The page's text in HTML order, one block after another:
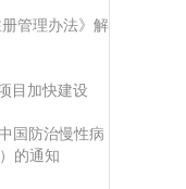
管理办法》解
目加快建设
国防治慢性病
的通知